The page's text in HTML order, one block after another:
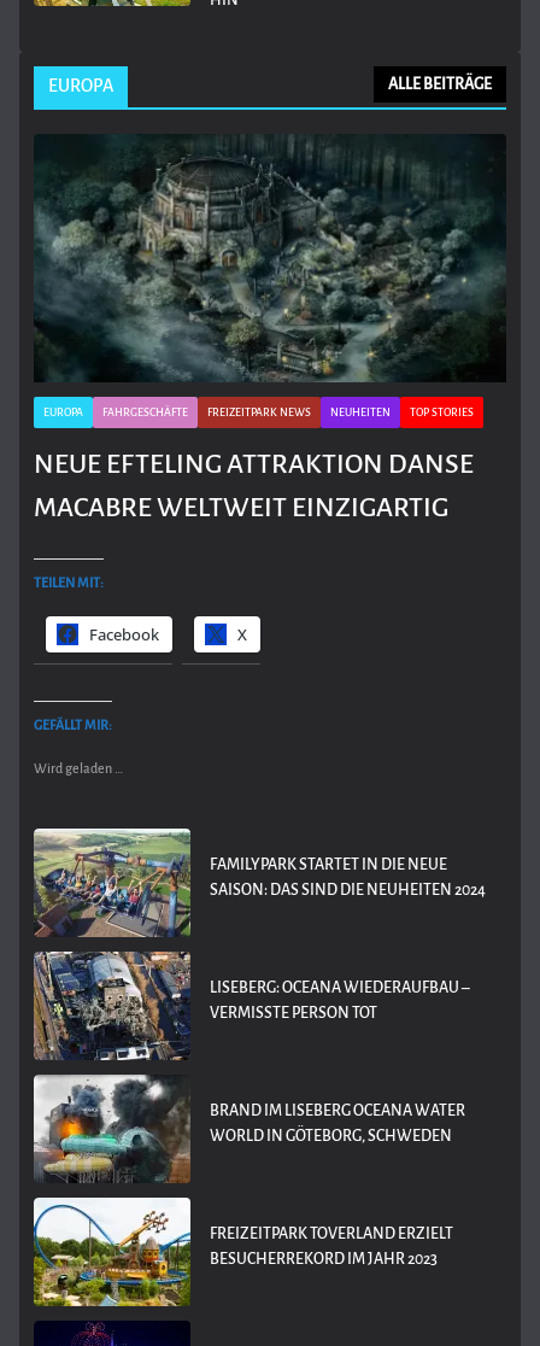
EUROPA ALLE BEITRÄGE
EUROPA FAHRGESCHÄFTE FREIZEITPARK NEWS NEUHEITEN TOP STORIES
NEUE EFTELING ATTRAKTION DANSE
MACABRE WELTWEIT EINZIGARTIG
TEILEN MIT:
Facebook X
GEFÄLLT MIR:
Wird geladen …
FAMILYPARK STARTET IN DIE NEUE
SAISON: DAS SIND DIE NEUHEITEN 2024
LISEBERG: OCEANA WIEDERAUFBAU –
VERMISSTE PERSON TOT
BRAND IM LISEBERG OCEANA WATER
WORLD IN GÖTEBORG, SCHWEDEN
FREIZEITPARK TOVERLAND ERZIELT
BESUCHERREKORD IM JAHR 2023